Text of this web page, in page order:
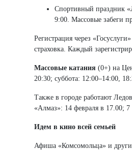
Спортивный праздник
9:00. Массовые забеги
Регистрация через
страховка. Каждый
Массовые катания (0+) на
20:30; суббота: 12:00–14:00,
Также в городе работают
«Алмаз»: 14 февраля в 17.00; 7
Идем в кино всей семьей
Афиша «Комсомольца» и